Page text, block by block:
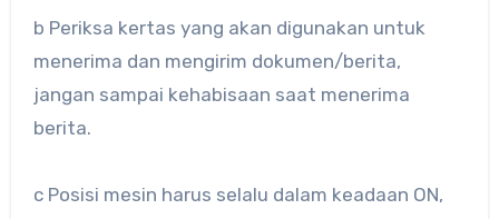
b Periksa kertas yang akan digunakan untuk
menerima dan mengirim dokumen/berita,
jangan sampai kehabisaan saat menerima
berita.
c Posisi mesin harus selalu dalam keadaan ON,